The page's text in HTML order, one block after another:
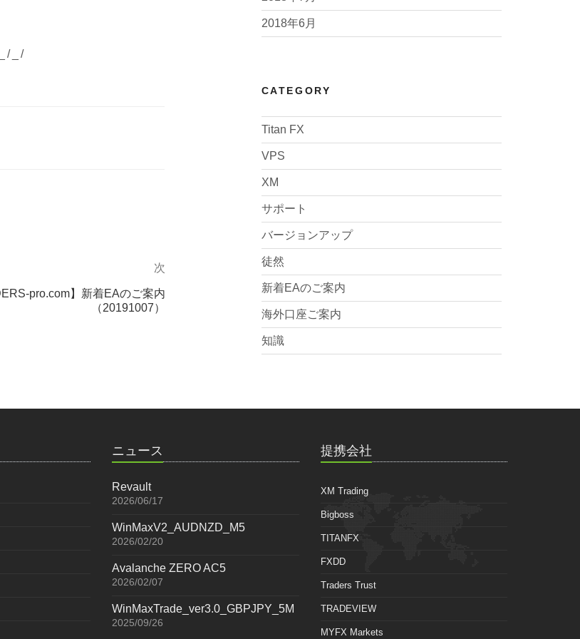
_/
次
pro.com】新着EAのご案内
（20191007）
2018年6月
CATEGORY
Titan FX
VPS
XM
サポート
バージョンアップ
徒然
新着EAのご案内
海外口座ご案内
知識
ニュース
Revault
2026/06/17
WinMaxV2_AUDNZD_M5
2026/02/20
Avalanche ZERO AC5
2026/02/07
WinMaxTrade_ver3.0_GBPJPY_5M
2025/09/26
提携会社
XM Trading
Bigboss
TITANFX
FXDD
Traders Trust
TRADEVIEW
MYFX Markets